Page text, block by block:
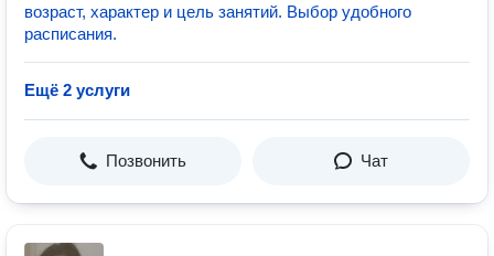
возраст, характер и цель занятий. Выбор удобного
расписания.
Ещё 2 услуги
Позвонить Чат